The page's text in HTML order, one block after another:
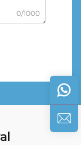
0/1000